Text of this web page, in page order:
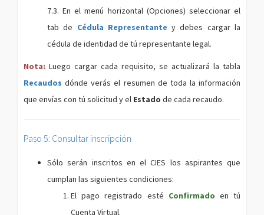
7.3. En el menú horizontal (Opciones) seleccionar el
tab de Cédula Representante y debes cargar la
cédula de identidad de tú representante legal.
Nota: Luego cargar cada requisito, se actualizará la tabla
Recaudos dónde verás el resumen de toda la información
que envías con tú solicitud y el Estado de cada recaudo.
Paso 5: Consultar inscripción
Sólo serán inscritos en el CIES los aspirantes que
cumplan las siguientes condiciones:
El pago registrado esté Confirmado en tú
Cuenta Virtual.